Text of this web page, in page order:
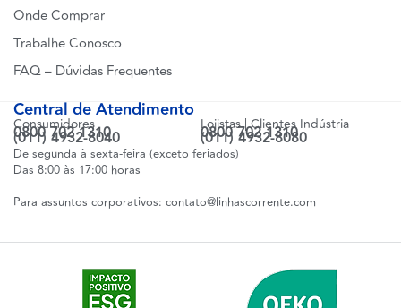
Onde Comprar
Trabalhe Conosco
FAQ – Dúvidas Frequentes
Central de Atendimento
Consumidores
0800 702 1310
(011) 4932-8040
Lojistas | Clientes Indústria
0800 702 1310
(011) 4932-8080
De segunda à sexta-feira (exceto feriados)
Das 8:00 às 17:00 horas
Para assuntos corporativos: contato@linhascorrente.com